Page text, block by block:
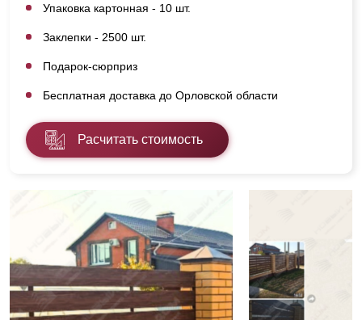
Упаковка картонная - 10 шт.
Заклепки - 2500 шт.
Подарок-сюрприз
Бесплатная доставка до Орловской области
Расчитать стоимость